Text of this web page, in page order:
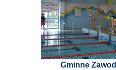
Gminne